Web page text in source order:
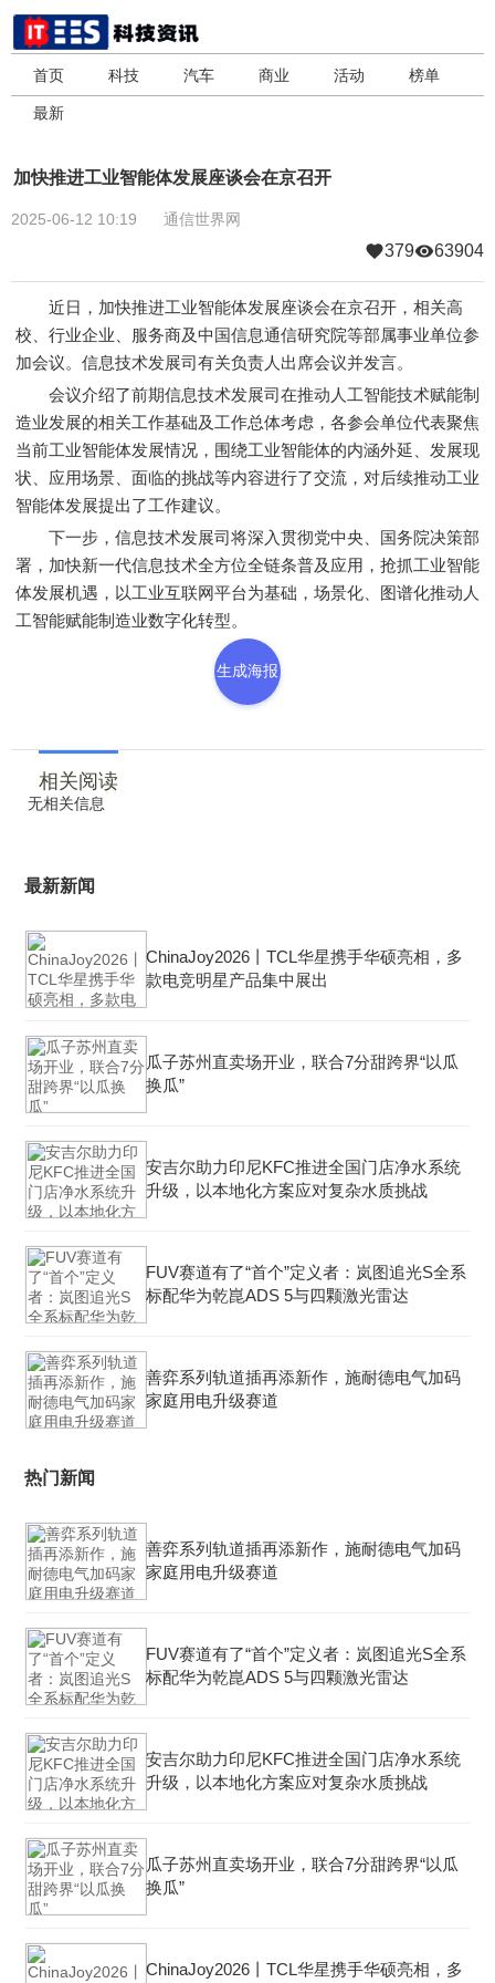
首页 科技 汽车 商业 活动 榜单
最新
加快推进工业智能体发展座谈会在京召开
2025-06-12 10:19 通信世界网
379 63904
近日，加快推进工业智能体发展座谈会在京召开，相关高
校、行业企业、服务商及中国信息通信研究院等部属事业单位参
加会议。信息技术发展司有关负责人出席会议并发言。
会议介绍了前期信息技术发展司在推动人工智能技术赋能制
造业发展的相关工作基础及工作总体考虑，各参会单位代表聚焦
当前工业智能体发展情况，围绕工业智能体的内涵外延、发展现
状、应用场景、面临的挑战等内容进行了交流，对后续推动工业
智能体发展提出了工作建议。
下一步，信息技术发展司将深入贯彻党中央、国务院决策部
署，加快新一代信息技术全方位全链条普及应用，抢抓工业智能
体发展机遇，以工业互联网平台为基础，场景化、图谱化推动人
工智能赋能制造业数字化转型。
生成海报
相关阅读
无相关信息
最新新闻
ChinaJoy2026丨TCL华星携手华硕亮相，多
款电竞明星产品集中展出
瓜子苏州直卖场开业，联合7分甜跨界“以瓜
换瓜”
安吉尔助力印尼KFC推进全国门店净水系统
升级，以本地化方案应对复杂水质挑战
FUV赛道有了“首个”定义者：岚图追光S全系
标配华为乾崑ADS 5与四颗激光雷达
善弈系列轨道插再添新作，施耐德电气加码
家庭用电升级赛道
热门新闻
善弈系列轨道插再添新作，施耐德电气加码
家庭用电升级赛道
FUV赛道有了“首个”定义者：岚图追光S全系
标配华为乾崑ADS 5与四颗激光雷达
安吉尔助力印尼KFC推进全国门店净水系统
升级，以本地化方案应对复杂水质挑战
瓜子苏州直卖场开业，联合7分甜跨界“以瓜
换瓜”
ChinaJoy2026丨TCL华星携手华硕亮相，多